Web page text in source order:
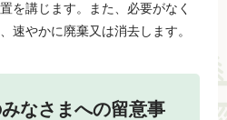
を講じます。また、必要がなく
速やかに廃棄又は消去します。
なさまへの留意事